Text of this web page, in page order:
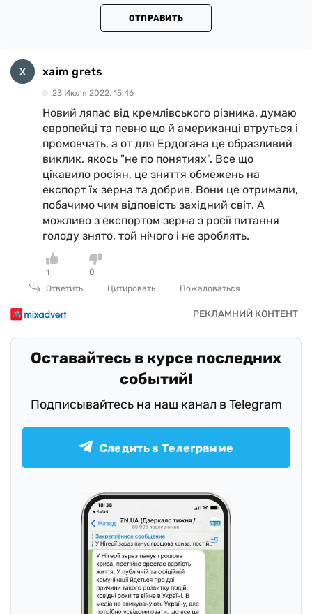
ОТПРАВИТЬ
xaim grets
23 Июля 2022, 15:46
Новий ляпас від кремлівського різника, думаю
європейці та певно що й американці втруться і
промовчать, а от для Ердогана це образливий
виклик, якось "не по понятиях". Все що
цікавило росіян, це зняття обмежень на
експорт їх зерна та добрив. Вони це отримали,
побачимо чим відповість західний світ. А
можливо з експортом зерна з росії питання
голоду знято, той нічого і не зроблять.
1
0
Ответить
Цитировать Пожаловаться
Оставайтесь в курсе последних
событий!
Подписывайтесь на наш канал в Telegram
Следить в Телеграмме